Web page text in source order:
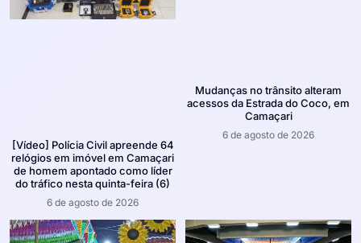
[Vídeo] Polícia Civil apreende 64
relógios em imóvel em Camaçari
de homem apontado como líder
do tráfico nesta quinta-feira (6)
6 de agosto de 2026
Mudanças no trânsito alteram
acessos da Estrada do Coco, em
Camaçari
6 de agosto de 2026